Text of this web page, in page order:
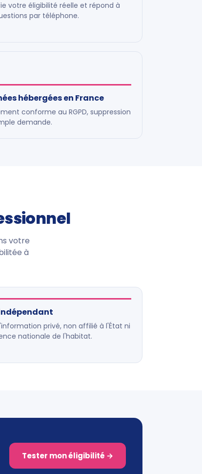
votre éligibilité réelle et répond à
par téléphone.
hébergées en France
conforme au RGPD, suppression
demande.
votre
à
privé, non affilié à l'État ni
nationale de l'habitat.
Tester mon éligibilité →